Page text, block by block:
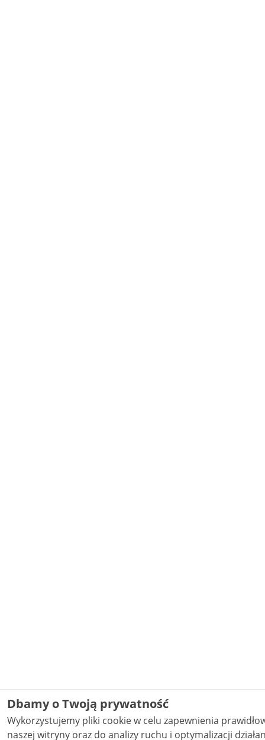
Dbamy o Twoją prywatność
Wykorzystujemy pliki cookie w celu zapewnienia
naszej witryny oraz do analizy ruchu i optymalizacji działania